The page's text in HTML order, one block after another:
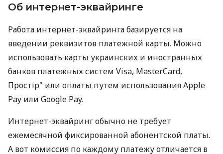
Об интернет-эквайринге
Работа интернет-эквайринга базируется на
введении реквизитов платежной карты. Можно
использовать карты украинских и иностранных
банков платежных систем Visa, MasterCard,
Простір" или оплаты путем использования Apple
Pay или Google Pay.
Интернет-эквайринг обычно не требует
ежемесячной фиксированной абонентской платы.
А вот комиссия по каждому платежу отличается в